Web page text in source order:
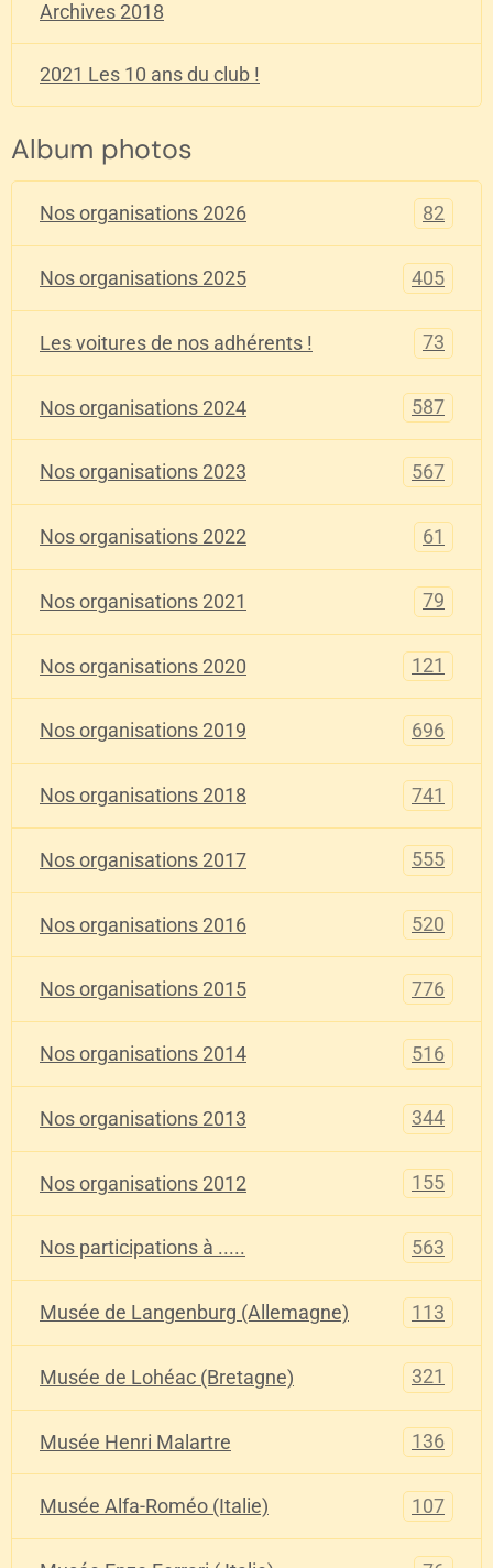
Archives 2018
2021 Les 10 ans du club !
Album photos
Nos organisations 2026 82
Nos organisations 2025 405
Les voitures de nos adhérents ! 73
Nos organisations 2024 587
Nos organisations 2023 567
Nos organisations 2022 61
Nos organisations 2021 79
Nos organisations 2020 121
Nos organisations 2019 696
Nos organisations 2018 741
Nos organisations 2017 555
Nos organisations 2016 520
Nos organisations 2015 776
Nos organisations 2014 516
Nos organisations 2013 344
Nos organisations 2012 155
Nos participations à ..... 563
Musée de Langenburg (Allemagne) 113
Musée de Lohéac (Bretagne) 321
Musée Henri Malartre 136
Musée Alfa-Roméo (Italie) 107